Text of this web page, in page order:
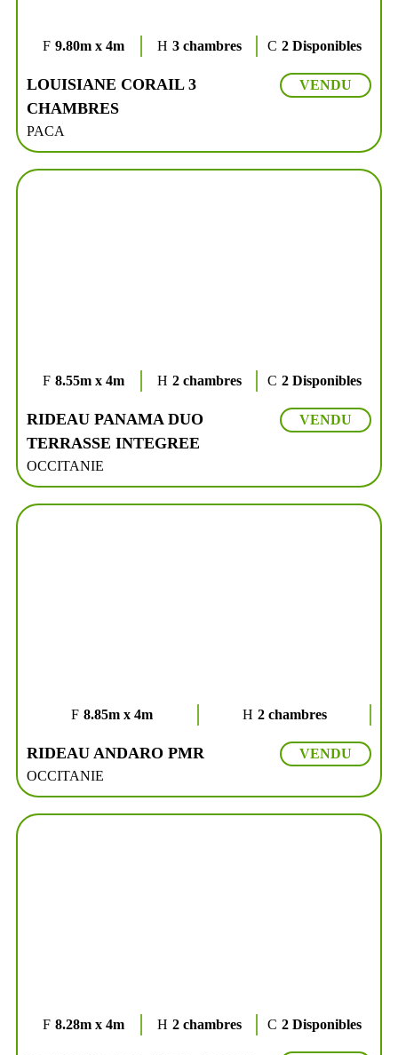
9.80m x 4m 3 chambres 2 Disponibles
LOUISIANE CORAIL 3
CHAMBRES
PACA
VENDU
8.55m x 4m 2 chambres 2 Disponibles
RIDEAU PANAMA DUO
TERRASSE INTEGREE
OCCITANIE
VENDU
8.85m x 4m 2 chambres
RIDEAU ANDARO PMR
OCCITANIE
VENDU
8.28m x 4m 2 chambres 2 Disponibles